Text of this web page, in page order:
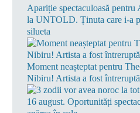
Apariție spectaculoasă pentru
la UNTOLD. Ținuta care i-a
silueta
Moment neașteptat pentru
Nibiru! Artista a fost întreruptă